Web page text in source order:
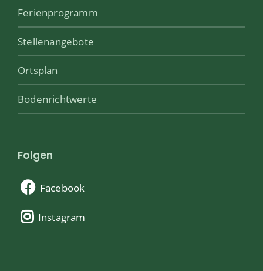
Ferienprogramm
Stellenangebote
Ortsplan
Bodenrichtwerte
Folgen
Facebook
Instagram